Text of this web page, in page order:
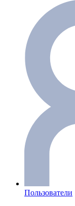
Пользователи